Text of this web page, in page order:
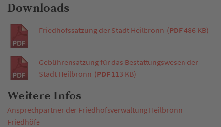
Downloads
Friedhofssatzung der Stadt Heilbronn (PDF486 KB)
Gebührensatzung für das Bestattungswesen der
Stadt Heilbronn (PDF 113 KB)
Weitere Infos
Ansprechpartner der Friedhofsverwaltung Heilbronn
Friedhöfe